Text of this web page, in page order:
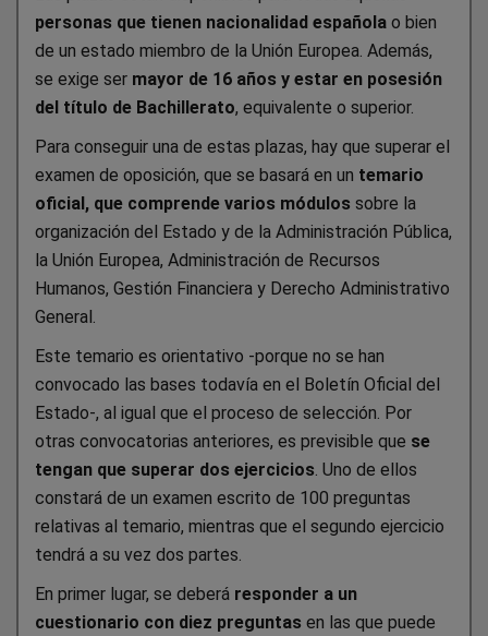
personas que tienen nacionalidad española o bien
de un estado miembro de la Unión Europea. Además,
se exige ser mayor de 16 años y estar en posesión
del título de Bachillerato, equivalente o superior.
Para conseguir una de estas plazas, hay que superar el
examen de oposición, que se basará en un temario
oficial, que comprende varios módulos sobre la
organización del Estado y de la Administración Pública,
la Unión Europea, Administración de Recursos
Humanos, Gestión Financiera y Derecho Administrativo
General.
Este temario es orientativo -porque no se han
convocado las bases todavía en el Boletín Oficial del
Estado-, al igual que el proceso de selección. Por
otras convocatorias anteriores, es previsible que se
tengan que superar dos ejercicios . Uno de ellos
constará de un examen escrito de 100 preguntas
relativas al temario, mientras que el segundo ejercicio
tendrá a su vez dos partes.
En primer lugar, se deberá responder a un
cuestionario con diez preguntas en las que puede